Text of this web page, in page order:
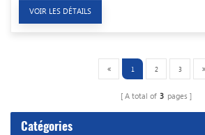
VOIR LES DÉTAILS
1 2 3
A total of 3 pages
Catégories